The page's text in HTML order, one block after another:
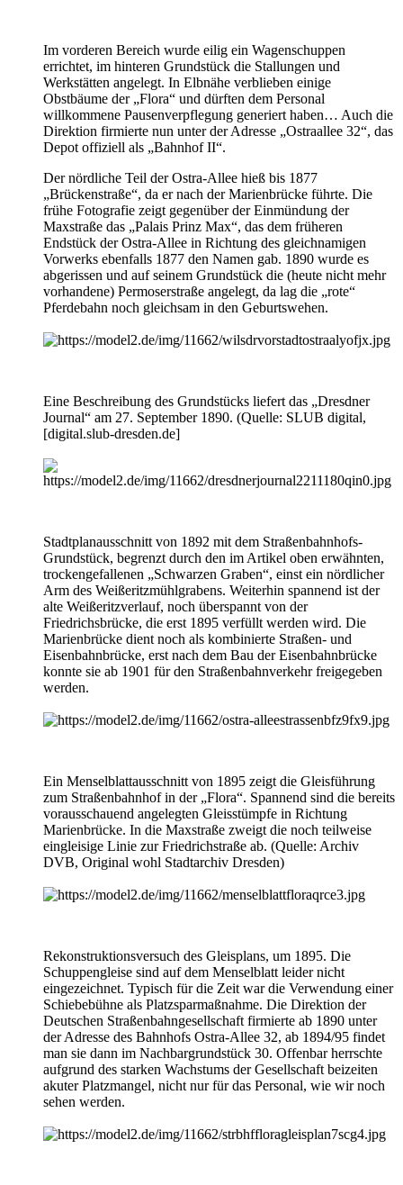
Im vorderen Bereich wurde eilig ein Wagenschuppen
errichtet, im hinteren Grundstück die Stallungen und
Werkstätten angelegt. In Elbnähe verblieben einige
Obstbäume der „Flora“ und dürften dem Personal
willkommene Pausenverpflegung generiert haben… Auch die
Direktion firmierte nun unter der Adresse „Ostraallee 32“, das
Depot offiziell als „Bahnhof II“.
Der nördliche Teil der Ostra-Allee hieß bis 1877
„Brückenstraße“, da er nach der Marienbrücke führte. Die
frühe Fotografie zeigt gegenüber der Einmündung der
Maxstraße das „Palais Prinz Max“, das dem früheren
Endstück der Ostra-Allee in Richtung des gleichnamigen
Vorwerks ebenfalls 1877 den Namen gab. 1890 wurde es
abgerissen und auf seinem Grundstück die (heute nicht mehr
vorhandene) Permoserstraße angelegt, da lag die „rote“
Pferdebahn noch gleichsam in den Geburtswehen.
Eine Beschreibung des Grundstücks liefert das „Dresdner
Journal“ am 27. September 1890. (Quelle: SLUB digital,
[digital.slub-dresden.de]
Stadtplanausschnitt von 1892 mit dem Straßenbahnhofs-
Grundstück, begrenzt durch den im Artikel oben erwähnten,
trockengefallenen „Schwarzen Graben“, einst ein nördlicher
Arm des Weißeritzmühlgrabens. Weiterhin spannend ist der
alte Weißeritzverlauf, noch überspannt von der
Friedrichsbrücke, die erst 1895 verfüllt werden wird. Die
Marienbrücke dient noch als kombinierte Straßen- und
Eisenbahnbrücke, erst nach dem Bau der Eisenbahnbrücke
konnte sie ab 1901 für den Straßenbahnverkehr freigegeben
werden.
Ein Menselblattausschnitt von 1895 zeigt die Gleisführung
zum Straßenbahnhof in der „Flora“. Spannend sind die bereits
vorausschauend angelegten Gleisstümpfe in Richtung
Marienbrücke. In die Maxstraße zweigt die noch teilweise
eingleisige Linie zur Friedrichstraße ab. (Quelle: Archiv
DVB, Original wohl Stadtarchiv Dresden)
Rekonstruktionsversuch des Gleisplans, um 1895. Die
Schuppengleise sind auf dem Menselblatt leider nicht
eingezeichnet. Typisch für die Zeit war die Verwendung einer
Schiebebühne als Platzsparmaßnahme. Die Direktion der
Deutschen Straßenbahngesellschaft firmierte ab 1890 unter
der Adresse des Bahnhofs Ostra-Allee 32, ab 1894/95 findet
man sie dann im Nachbargrundstück 30. Offenbar herrschte
aufgrund des starken Wachstums der Gesellschaft beizeiten
akuter Platzmangel, nicht nur für das Personal, wie wir noch
sehen werden.